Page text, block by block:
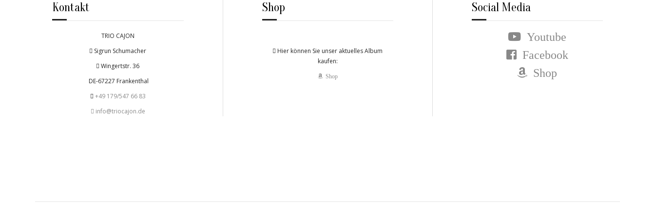
Kontakt
TRIO CAJON
Sigrun Schumacher
Wingertstr. 36
DE-67227 Frankenthal
+49 179/547 66 83
info@triocajon.de
Shop
Hier können Sie unser aktuelles Album
kaufen:
Shop
Social Media
Youtube
Facebook
Shop